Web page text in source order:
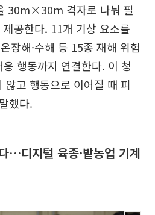
30m×30m 격자로 나눠 필
공한다. 11개 기상 요소를
장해·수해 등 15종 재해 위험
행동까지 연결한다. 이 청
않고 행동으로 이어질 때 피
했다.
…디지털 육종·밭농업 기계